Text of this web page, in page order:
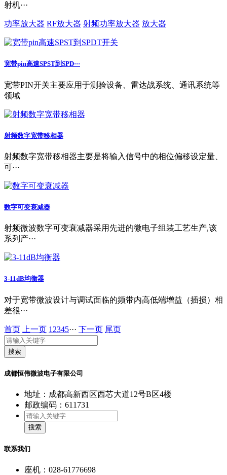
射机···
功率放大器 RF放大器 射频功率放大器 放大器
宽带pin高速SPST到SPD···
宽带PIN开关主要应用于测验设备、雷达战系统、通讯系统等
领域
射频数字宽带移相器
射频数字宽带移相器​主要是将输入信号中的相位偏移设定量、
可···
数字可变衰减器
射频微波数字可变衰减器采用先进的微电子组装工艺生产,该
系列产···
3-11dB均衡器
对于宽带微波设计与调试面临的频带内高低端增益（插损）相
差很···
首页 上一页 1 2345··· 下一页 尾页
搜索
成都恒伟微波电子有限公司
地址：成都高新西区西芯大道12号B区4楼
邮政编码：611731
搜索
联系我们
座机：028-61776698